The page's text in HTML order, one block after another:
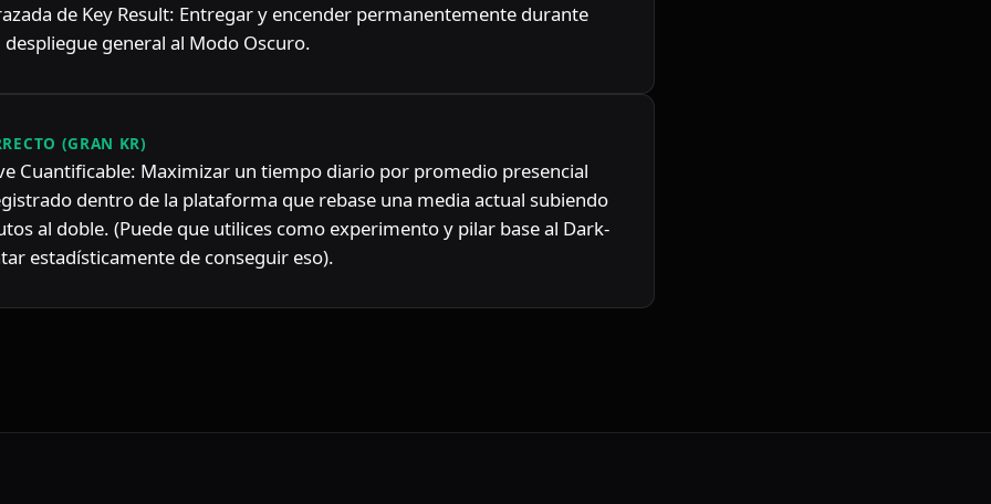
de Key Result: Entregar y encender permanentemente durante
despliegue general al Modo Oscuro.
(GRAN KR)
Cuantificable: Maximizar un tiempo diario por promedio presencial
dentro de la plataforma que rebase una media actual subiendo
al doble. (Puede que utilices como experimento y pilar base al Dark-
estadísticamente de conseguir eso).